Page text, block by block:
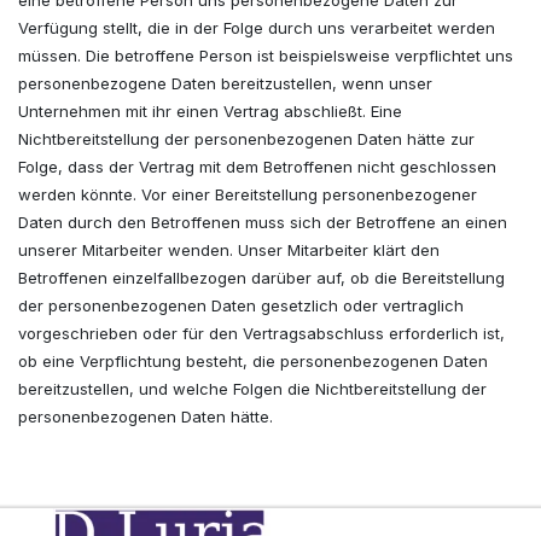
Verfügung stellt, die in der Folge durch uns verarbeitet werden
müssen. Die betroffene Person ist beispielsweise verpflichtet uns
personenbezogene Daten bereitzustellen, wenn unser
Unternehmen mit ihr einen Vertrag abschließt. Eine
Nichtbereitstellung der personenbezogenen Daten hätte zur
Folge, dass der Vertrag mit dem Betroffenen nicht geschlossen
werden könnte. Vor einer Bereitstellung personenbezogener
Daten durch den Betroffenen muss sich der Betroffene an einen
unserer Mitarbeiter wenden. Unser Mitarbeiter klärt den
Betroffenen einzelfallbezogen darüber auf, ob die Bereitstellung
der personenbezogenen Daten gesetzlich oder vertraglich
vorgeschrieben oder für den Vertragsabschluss erforderlich ist,
ob eine Verpflichtung besteht, die personenbezogenen Daten
bereitzustellen, und welche Folgen die Nichtbereitstellung der
personenbezogenen Daten hätte.